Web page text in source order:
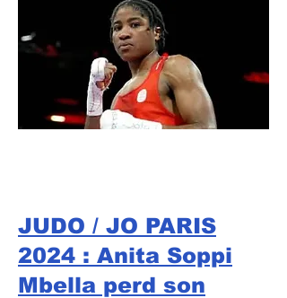
JUDO / JO PARIS
2024 : Anita Soppi
Mbella perd son